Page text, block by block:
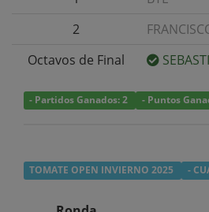
2
Octavos de Final
- Partidos Ganados: 2 - Puntos
TOMATE OPEN INVIERNO 2025 -